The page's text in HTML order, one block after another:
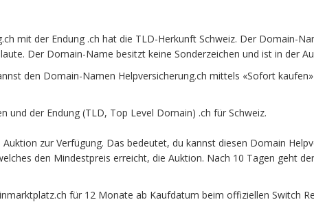
mit der Endung .ch hat die TLD-Herkunft Schweiz. Der Domain-
Der Domain-Name besitzt keine Sonderzeichen und ist in der
den Domain-Namen Helpversicherung.ch mittels «Sofort
der Endung (TLD, Top Level Domain) .ch für Schweiz.
zur Verfügung. Das bedeutet, du kannst diesen Domain
den Mindestpreis erreicht, die Auktion. Nach 10 Tagen geht
für 12 Monate ab Kaufdatum beim offiziellen Switch